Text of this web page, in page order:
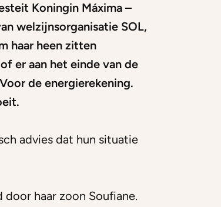
Koningin Máxima –
welzijnsorganisatie SOL,
haar heen zitten
er aan het einde van de
de energierekening.
advies dat hun situatie
haar zoon Soufiane.